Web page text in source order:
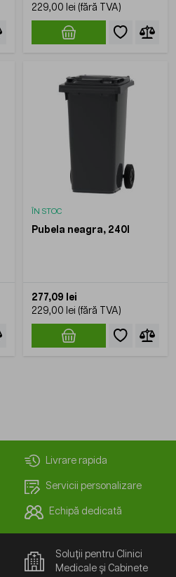
229,00 lei
ÎN STOC
Pubela neagra, 240l
277,09 lei
229,00 lei
Livrare rapida
Servicii personalizare
Echipă dedicată
Soluții pentru Clinici
Medicale și Cabinete